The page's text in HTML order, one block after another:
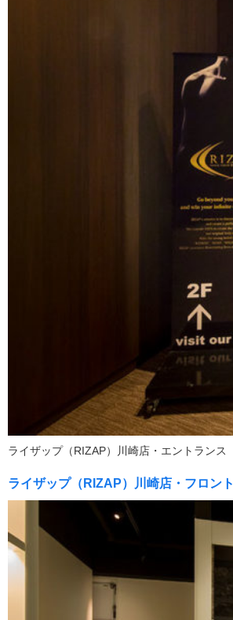
ライザップ（RIZAP）川崎店・エントランス
ライザップ（RIZAP）川崎店・フロント